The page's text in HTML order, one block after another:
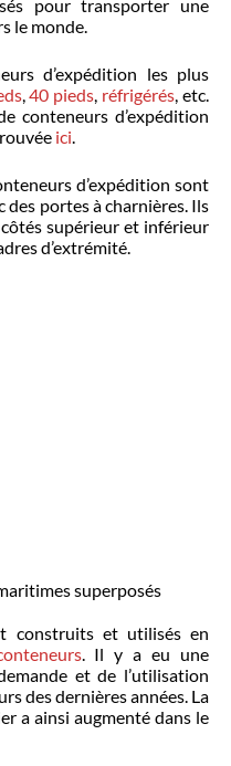
pour transporter une
le monde.
d’expédition les plus
,40 pieds, réfrigérés, etc.
conteneurs d’expédition
ici.
d’expédition sont
portes à charnières. Ils
supérieur et inférieur
d’extrémité.
superposés
construits et utilisés en
. Il y a eu une
et de l’utilisation
des dernières années. La
a ainsi augmenté dans le